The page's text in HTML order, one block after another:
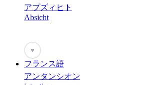
アプズィヒト
Absicht
♥
フランス語
アンタンシオン